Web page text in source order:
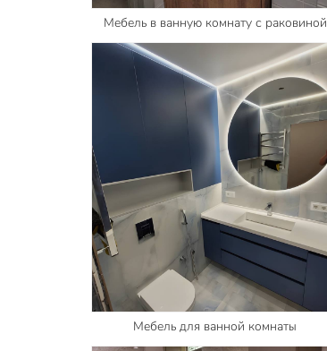
Мебель в ванную комнату с раковиной
Мебель для ванной комнаты